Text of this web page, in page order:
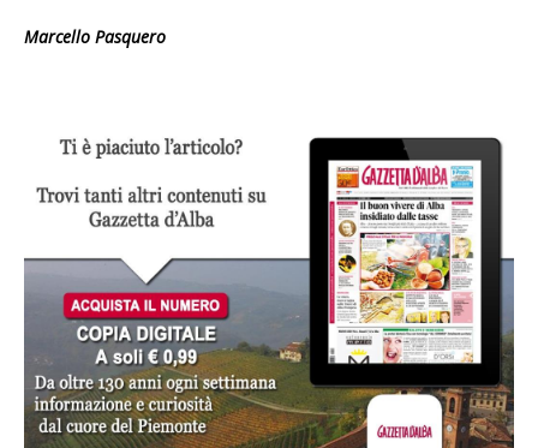
Marcello Pasquero